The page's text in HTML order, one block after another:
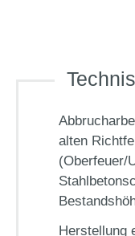
alten
(Oberfeuer/
Herstellung